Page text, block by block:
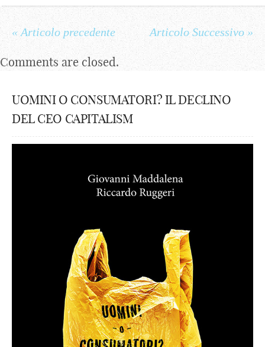
« Articolo precedente Articolo Successivo »
Comments are closed.
UOMINI O CONSUMATORI? IL DECLINO
DEL CEO CAPITALISM